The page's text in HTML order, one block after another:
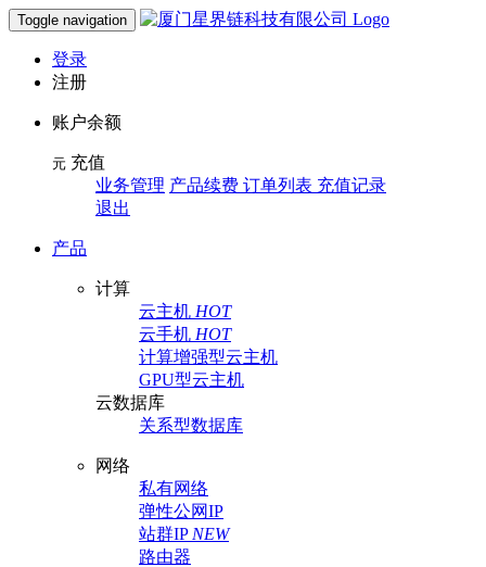
Toggle navigation
登录
注册
账户余额
元 充值
业务管理 产品续费 订单列表 充值记录
退出
产品
计算
云主机 HOT
云手机 HOT
计算增强型云主机
GPU型云主机
云数据库
关系型数据库
网络
私有网络
弹性公网IP
站群IP NEW
路由器